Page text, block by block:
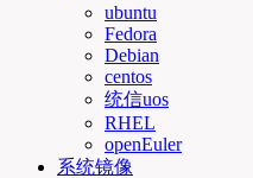
ubuntu
Fedora
Debian
centos
统信uos
RHEL
openEuler
系统镜像